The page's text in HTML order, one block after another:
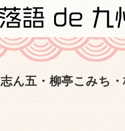
ん五・柳亭こみち